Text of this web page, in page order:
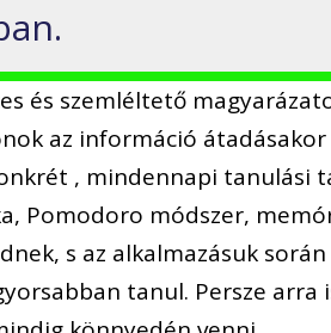
és szemléltető
az információ
, mindennapi tanulási
Pomodoro módszer,
s az alkalmazásuk során
tanul. Persze arra